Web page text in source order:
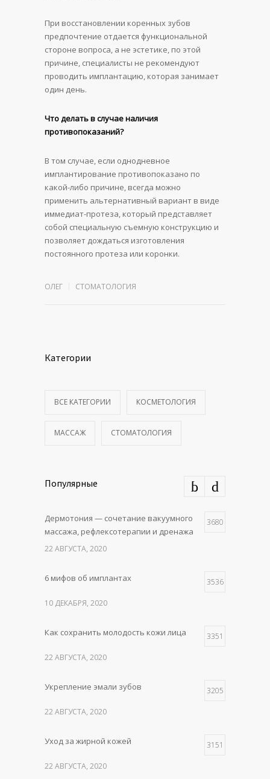
При восстановлении коренных зубов
предпочтение отдается функциональной
стороне вопроса, а не эстетике, по этой
причине, специалисты не рекомендуют
проводить имплантацию, которая занимает
один день.
Что делать в случае наличия
противопоказаний?
В том случае, если однодневное
имплантирование противопоказано по
какой-либо причине, всегда можно
применить альтернативный вариант в виде
иммедиат-протеза, который представляет
собой специальную съемную конструкцию и
позволяет дождаться изготовления
постоянного протеза или коронки.
ОЛЕГ СТОМАТОЛОГИЯ
Категории
ВСЕ КАТЕГОРИИ КОСМЕТОЛОГИЯ
МАССАЖ СТОМАТОЛОГИЯ
Популярные
Дермотония — сочетание вакуумного
массажа, рефлексотерапии и дренажа
3680
22 АВГУСТА, 2020
6 мифов об имплантах 3536
10 ДЕКАБРЯ, 2020
Как сохранить молодость кожи лица 3351
22 АВГУСТА, 2020
Укрепление эмали зубов 3205
22 АВГУСТА, 2020
Уход за жирной кожей 3151
22 АВГУСТА, 2020